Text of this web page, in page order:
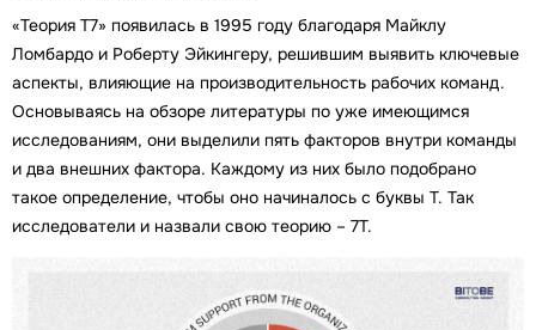
«Теория Т7» появилась в 1995 году благодаря Майклу
Ломбардо и Роберту Эйкингеру, решившим выявить ключевые
аспекты, влияющие на производительность рабочих команд.
Основываясь на обзоре литературы по уже имеющимся
исследованиям, они выделили пять факторов внутри команды
и два внешних фактора. Каждому из них было подобрано
такое определение, чтобы оно начиналось с буквы T. Так
исследователи и назвали свою теорию – 7T.